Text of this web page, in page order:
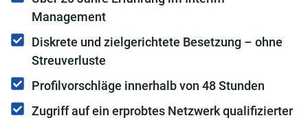
Management
Diskrete und zielgerichtete Besetzung – ohne
Streuverluste
Profilvorschläge innerhalb von 48 Stunden
Zugriff auf ein erprobtes Netzwerk qualifizierter